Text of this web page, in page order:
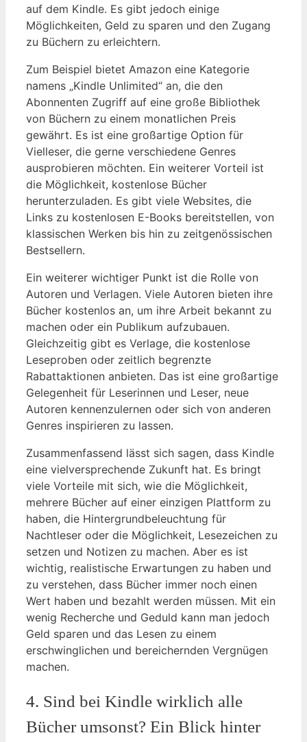
auf dem Kindle. Es gibt jedoch einige
Möglichkeiten, Geld zu sparen und den Zugang
zu Büchern zu erleichtern.
Zum Beispiel bietet Amazon eine Kategorie
namens „Kindle Unlimited“ an, die den
Abonnenten Zugriff auf eine große Bibliothek
von Büchern zu einem monatlichen Preis
gewährt. Es ist eine großartige Option für
Vielleser, die gerne verschiedene Genres
ausprobieren möchten. Ein weiterer Vorteil ist
die Möglichkeit, kostenlose Bücher
herunterzuladen. Es gibt viele Websites, die
Links zu kostenlosen E-Books bereitstellen, von
klassischen Werken bis hin zu zeitgenössischen
Bestsellern.
Ein weiterer wichtiger Punkt ist die Rolle von
Autoren und Verlagen. Viele Autoren bieten ihre
Bücher kostenlos an, um ihre Arbeit bekannt zu
machen oder ein Publikum aufzubauen.
Gleichzeitig gibt es Verlage, die kostenlose
Leseproben oder zeitlich begrenzte
Rabattaktionen anbieten. Das ist eine großartige
Gelegenheit für Leserinnen und Leser, neue
Autoren kennenzulernen oder sich von anderen
Genres inspirieren zu lassen.
Zusammenfassend lässt sich sagen, dass Kindle
eine vielversprechende Zukunft hat. Es bringt
viele Vorteile mit sich, wie die Möglichkeit,
mehrere Bücher auf einer einzigen Plattform zu
haben, die Hintergrundbeleuchtung für
Nachtleser oder die Möglichkeit, Lesezeichen zu
setzen und Notizen zu machen. Aber es ist
wichtig, realistische Erwartungen zu haben und
zu verstehen, dass Bücher immer noch einen
Wert haben und bezahlt werden müssen. Mit ein
wenig Recherche und Geduld kann man jedoch
Geld sparen und das Lesen zu einem
erschwinglichen und bereichernden Vergnügen
machen.
4. Sind bei Kindle wirklich alle
Bücher umsonst? Ein Blick hinter